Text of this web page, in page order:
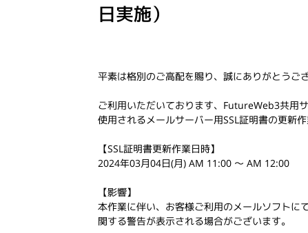
日実施）
平素は格別のご高配を賜り、誠にありがとうござ
ご利用いただいております、FutureWeb3共用
使用されるメールサーバー用SSL証明書の更新作
【SSL証明書更新作業日時】
2024年03月04日(月) AM 11:00 〜 AM 12:00
【影響】
本作業に伴い、お客様ご利用のメールソフトに
関する警告が表示される場合がございます。